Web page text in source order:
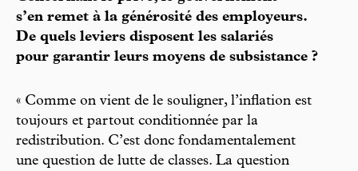
s’en remet à la générosité des employeurs.
De quels leviers disposent les salariés
pour garantir leurs moyens de subsistance ?
« Comme on vient de le souligner, l’inflation est
toujours et partout conditionnée par la
redistribution. C’est donc fondamentalement
une question de lutte de classes. La question